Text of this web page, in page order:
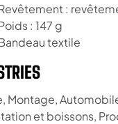
:
: 147 g
textile
Montage,
et boissons,